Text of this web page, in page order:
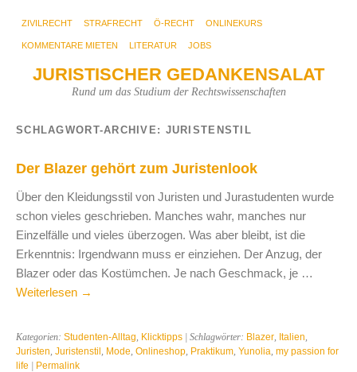
ZIVILRECHT STRAFRECHT Ö-RECHT ONLINEKURS
KOMMENTARE MIETEN LITERATUR JOBS
JURISTISCHER GEDANKENSALAT
Rund um das Studium der Rechtswissenschaften
SCHLAGWORT-ARCHIVE: JURISTENSTIL
Der Blazer gehört zum Juristenlook
Über den Kleidungsstil von Juristen und Jurastudenten wurde
schon vieles geschrieben. Manches wahr, manches nur
Einzelfälle und vieles überzogen. Was aber bleibt, ist die
Erkenntnis: Irgendwann muss er einziehen. Der Anzug, der
Blazer oder das Kostümchen. Je nach Geschmack, je …
Weiterlesen →
Kategorien: Studenten-Alltag, Klicktipps | Schlagwörter: Blazer, Italien,
Juristen, Juristenstil , Mode, Onlineshop, Praktikum, Yunolia, my passion for
life
Permalink